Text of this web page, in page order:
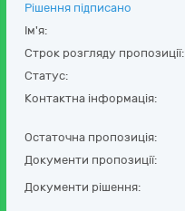
Рішення підписано
Ім'я:
Строк розгляду пропозиції:
Статус:
Контактна інформація:
Остаточна пропозиція:
Документи пропозиції:
Документи рішення: